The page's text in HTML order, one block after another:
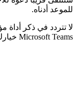
للموعد أدناه.
لا تتردد في ذكر أداة
Microsoft Teams خيارك المفضل.